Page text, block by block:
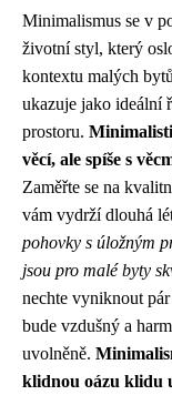
Minimalismus se v
životní styl, který
kontextu malých
ukazuje jako ideální
prostoru.
věcí, ale spíše s
Zaměřte se na
vám vydrží dlouhá
pohovky s úložným
jsou pro malé byty
nechte vyniknout
bude vzdušný a
uvolněně.
klidnou oázu klidu